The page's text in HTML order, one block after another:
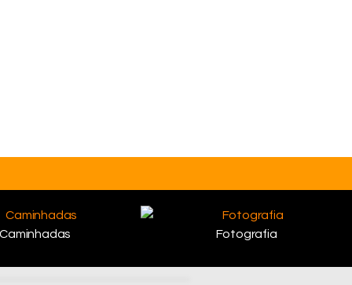
Caminhadas Fotografia